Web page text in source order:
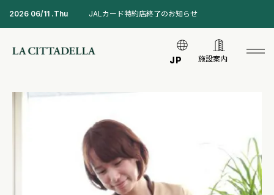
2026 06/11 .Thu JALカード特約店終了のお知らせ
JP 施設案内